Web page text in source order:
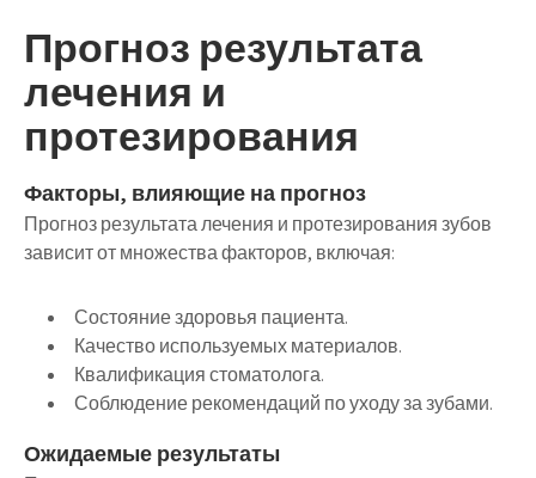
Прогноз результата
лечения и
протезирования
Факторы, влияющие на прогноз
Прогноз результата лечения и протезирования зубов
зависит от множества факторов, включая:
Состояние здоровья пациента.
Качество используемых материалов.
Квалификация стоматолога.
Соблюдение рекомендаций по уходу за зубами.
Ожидаемые результаты